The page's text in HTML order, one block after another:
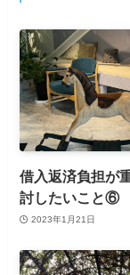
借入返済負担が
討したいこと⑥
2023年1月21日